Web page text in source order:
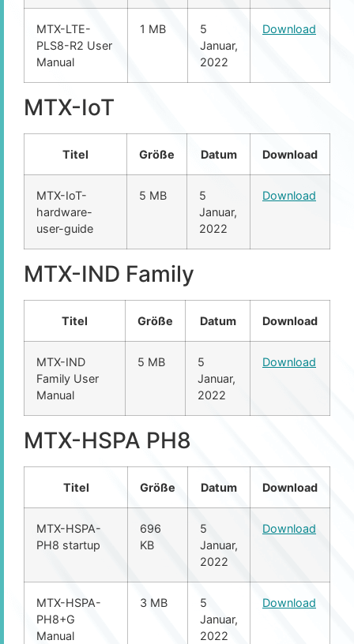
MTX-LTE-
PLS8-R2 User
Manual
1 MB
5
Januar,
2022
Download
MTX-IoT
Titel Größe Datum Download
MTX-IoT-
hardware-
user-guide
5 MB
5
Januar,
2022
Download
MTX-IND Family
Titel Größe Datum Download
MTX-IND
Family User
Manual
5 MB
5
Januar,
2022
Download
MTX-HSPA PH8
Titel Größe Datum Download
MTX-HSPA-
PH8 startup
696
KB
5
Januar,
2022
Download
MTX-HSPA-
PH8+G
Manual
3 MB
5
Januar,
2022
Download